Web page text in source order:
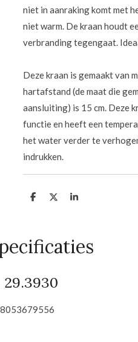
niet in aanraking komt met
niet warm. De kraan houdt
verbranding tegengaat.
Deze kraan is gemaakt van
hartafstand (de maat die
aansluiting) is 15 cm. Deze
functie en heeft een
het water verder te
indrukken.
D
D
S